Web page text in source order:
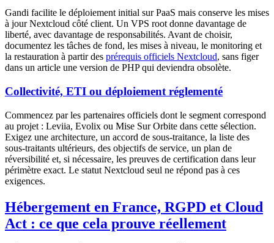
Gandi facilite le déploiement initial sur PaaS mais conserve les mises
à jour Nextcloud côté client. Un VPS root donne davantage de
liberté, avec davantage de responsabilités. Avant de choisir,
documentez les tâches de fond, les mises à niveau, le monitoring et
la restauration à partir des prérequis officiels Nextcloud, sans figer
dans un article une version de PHP qui deviendra obsolète.
Collectivité, ETI ou déploiement réglementé
Commencez par les partenaires officiels dont le segment correspond
au projet : Leviia, Evolix ou Mise Sur Orbite dans cette sélection.
Exigez une architecture, un accord de sous-traitance, la liste des
sous-traitants ultérieurs, des objectifs de service, un plan de
réversibilité et, si nécessaire, les preuves de certification dans leur
périmètre exact. Le statut Nextcloud seul ne répond pas à ces
exigences.
Hébergement en France, RGPD et Cloud
Act : ce que cela prouve réellement